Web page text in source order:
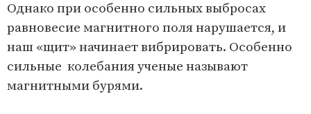
Однако при особенно сильных выбросах
равновесие магнитного поля нарушается, и
наш «щит» начинает вибрировать. Особенно
сильные колебания ученые называют
магнитными бурями.